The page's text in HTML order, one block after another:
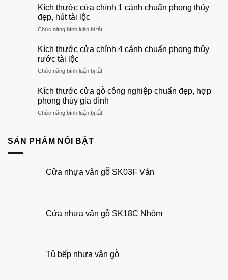
đẹp
nhất
cửa
dẫn
khuôn
hợp
ấm
của
Kích thước cửa chính 1 cánh chuẩn phong thủy
đẹp, hút tài lộc
Chức năng bình luận bị tắtở
thước
1
chuẩn
phong
đẹp,
Kích thước cửa chính 4 cánh chuẩn phong thủy
rước tài lộc
Chức năng bình luận bị tắtở
thước
cửa
chính
4
lộc
Kích thước cửa gỗ công nghiệp chuẩn đẹp, hợp
phong thủy gia đình
Chức năng bình luận bị tắtở
chuẩn
thủy
gia
SẢN PHẨM NỔI BẬT
Cửa nhựa vân gỗ SK03F Ván
Cửa nhựa vân gỗ SK18C Nhôm
Tủ bếp nhựa vân gỗ